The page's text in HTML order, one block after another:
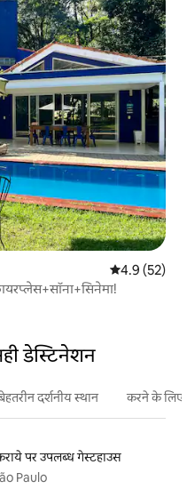
औसत रेटिंग 5
4.9 (52)
डेस्टिनेशन
दर्शनीय स्थान करने के लिए
पर उपलब्ध गेस्टहाउस
Paulo